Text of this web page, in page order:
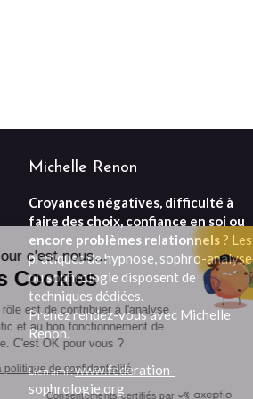
Continuer sans accepter
Bonjour c'est nous...
Les Cookies
Notre rôle est de contribuer à l'analyse
du trafic et au bon fonctionnement de
ce site. C'est OK pour vous ?
Lire la politique de confidentialité
Consentements certifiés par
Michelle Renon
Croyances négatives, difficulté à
faire des choix, confiance en soi ou
encore problèmes relationnels ? Les
pratiques de hypnose, sophro-analyse
ou sophrologie disposent de
techniques dédiées.
Prenez rendez-vous avec Michelle
Renon.
Lien ami :www.federation-
sophrologie.org